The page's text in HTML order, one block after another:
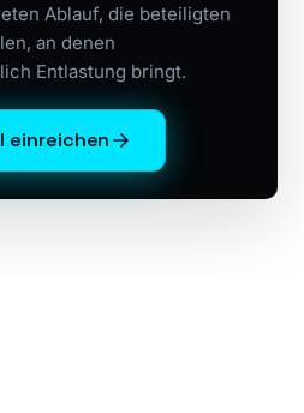
Ablauf, die beteiligten
an denen
Entlastung bringt.
einreichen